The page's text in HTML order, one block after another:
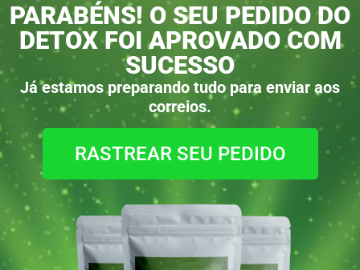
PARABÉNS! O SEU PEDIDO DO
DETOX FOI APROVADO COM
SUCESSO
Já estamos preparando tudo para enviar aos
correios.
RASTREAR SEU PEDIDO